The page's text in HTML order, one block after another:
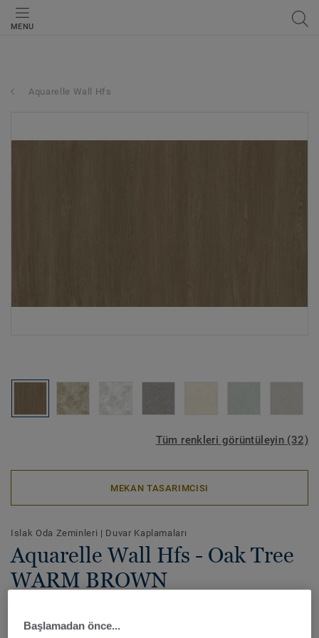
MENU
Aquarelle Wall Hfs
Tüm renkleri görüntüleyin (32)
MEKAN TASARIMCISI
Islak Oda Zeminleri | Duvar Kaplamaları
Aquarelle Wall Hfs - Oak Tree
WARM BROWN
seçenekleriyle sağlık ve yaşlı bakım tesislerindeki hasta
Başlamadan önce...